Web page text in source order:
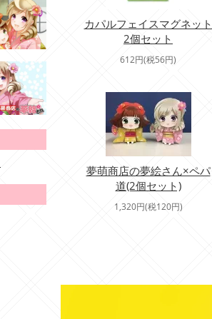
カパルフェイスマグネット
2個セット
612円(税56円)
夢萌商店の夢絵さん×ペパ
道(2個セット)
1,320円(税120円)